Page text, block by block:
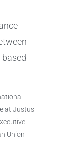
at Justus
Union